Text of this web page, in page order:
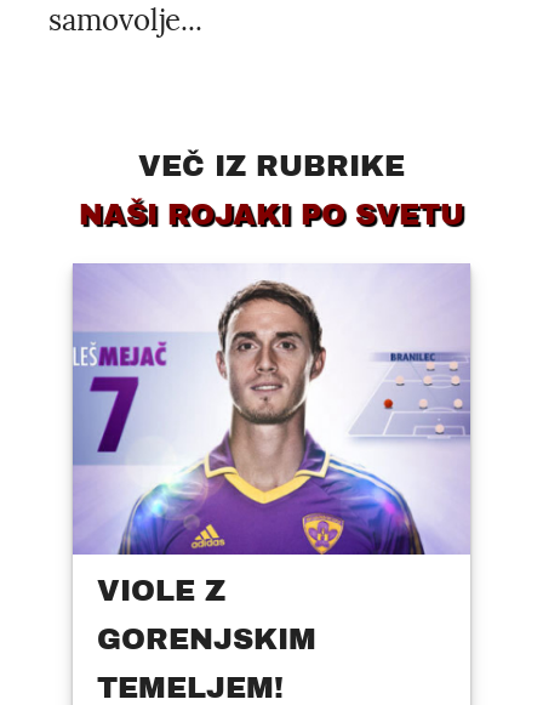
samovolje...
VEČ IZ RUBRIKE
NAŠI ROJAKI PO SVETU
VIOLE Z
GORENJSKIM
TEMELJEM!